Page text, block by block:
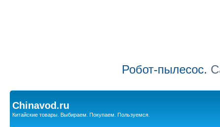
Робот-пылесос.
Chinavod.ru
Китайские товары. Выбираем. Покупаем. Пользуемся.